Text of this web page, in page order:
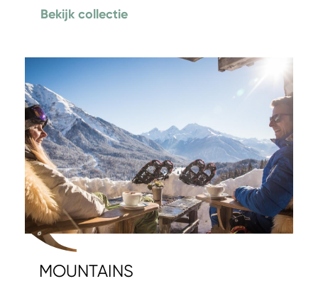
Bekijk collectie
MOUNTAINS